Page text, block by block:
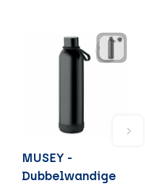
MUSEY -
Dubbelwandige